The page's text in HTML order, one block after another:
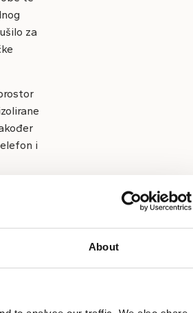
About
za
i
Posluga u sobu